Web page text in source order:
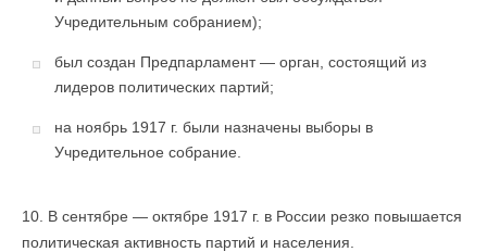
Учредительным собранием);
был создан Предпарламент — орган, состоящий из
лидеров политических партий;
на ноябрь 1917 г. были назначены выборы в
Учредительное собрание.
10. В сентябре — октябре 1917 г. в России резко повышается
политическая активность партий и населения.